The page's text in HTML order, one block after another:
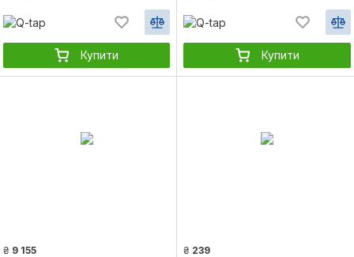
Купити Купити
₴ 9 155 ₴ 239